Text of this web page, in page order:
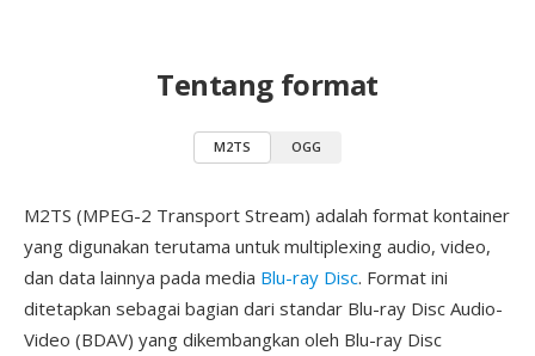
Tentang format
M2TS OGG
M2TS (MPEG-2 Transport Stream) adalah format kontainer
yang digunakan terutama untuk multiplexing audio, video,
dan data lainnya pada media Blu-ray Disc. Format ini
ditetapkan sebagai bagian dari standar Blu-ray Disc Audio-
Video (BDAV) yang dikembangkan oleh Blu-ray Disc